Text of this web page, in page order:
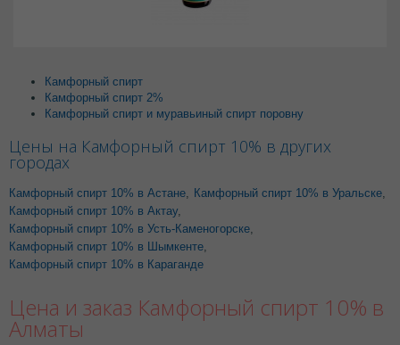
Камфорный спирт
Камфорный спирт 2%
Камфорный спирт и муравьиный спирт поровну
Цены на Камфорный спирт 10% в других
городах
Камфорный спирт 10% в Астане, Камфорный спирт 10% в Уральске,
Камфорный спирт 10% в Актау,
Камфорный спирт 10% в Усть-Каменогорске,
Камфорный спирт 10% в Шымкенте,
Камфорный спирт 10% в Караганде
Цена и заказ Камфорный спирт 10% в
Алматы